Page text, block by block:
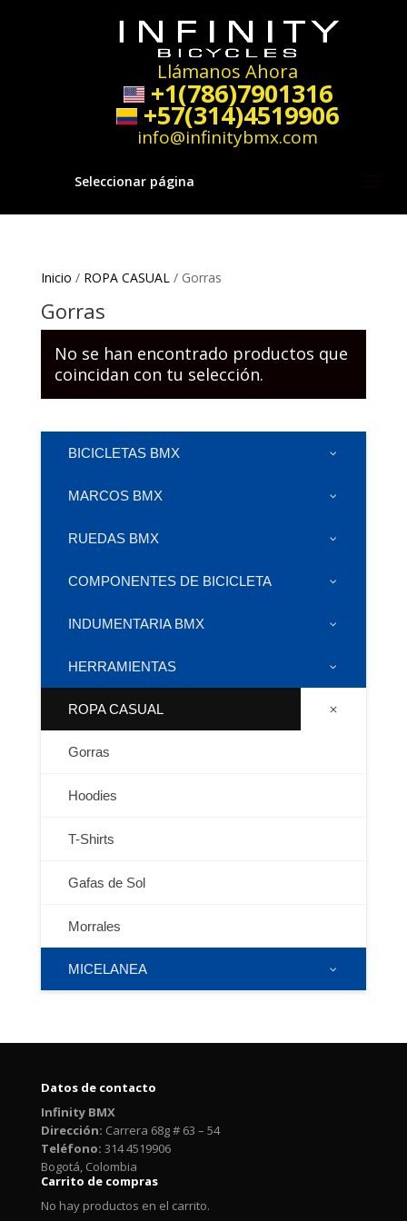
Llámanos Ahora
+1(786)7901316
+57(314)4519906
info@infinitybmx.com
Seleccionar página
Inicio / ROPA CASUAL/ Gorras
Gorras
No se han encontrado productos que
coincidan con tu selección.
BICICLETAS BMX
MARCOS BMX
RUEDAS BMX
COMPONENTES DE BICICLETA
INDUMENTARIA BMX
HERRAMIENTAS
ROPA CASUAL
Gorras
Hoodies
T-Shirts
Gafas de Sol
Morrales
MICELANEA
Datos de contacto
Infinity BMX
Dirección: Carrera 68g # 63 – 54
Teléfono: 314 4519906
Bogotá, Colombia
Carrito de compras
No hay productos en el carrito.